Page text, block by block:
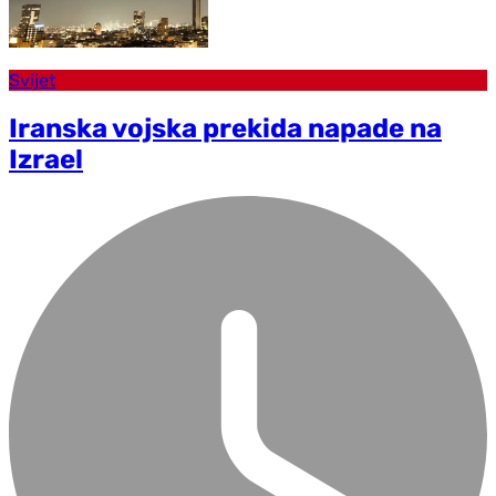
Svijet
Iranska vojska prekida napade na
Izrael